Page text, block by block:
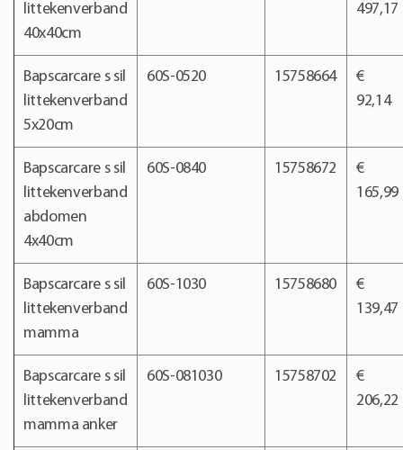
littekenverband
40x40cm
497,17
Bapscarcare s sil
littekenverband
5x20cm
60S-0520 15758664
€
92,14
Bapscarcare s sil
littekenverband
abdomen
4x40cm
60S-0840 15758672
€
165,99
Bapscarcare s sil
littekenverband
mamma
60S-1030 15758680
€
139,47
Bapscarcare s sil
littekenverband
mamma anker
60S-081030 15758702
€
206,22